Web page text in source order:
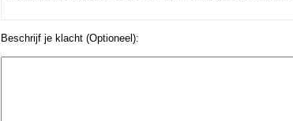
Beschrijf je klacht (Optioneel):